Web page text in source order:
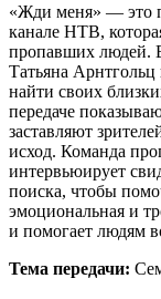
«Жди меня» — это
канале НТВ,
пропавших людей.
Татьяна
найти своих
передаче
заставляют
исход. Команда
интервьюирует
поиска, чтобы
эмоциональная и
и помогает людям
Тема передачи: